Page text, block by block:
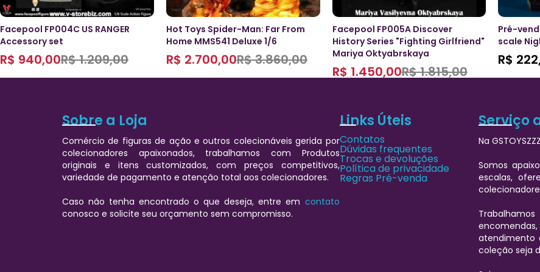
Facepool FP004C US RANGER
Accessory set
R$1.209,00
R$ 940,00
Hot Toys Spider-Man: Far From
Home MMS541 Deluxe 1/6
R$3.860,00
R$ 2.700,00
Facepool FP005A Discover
History Series "Fighting Girlfriend"
Mariya Oktyabrskaya
R$1.815,00
R$ 1.450,00
Pré-
scale
R$
Sobre a Loja
Comércio de figuras de ação e outros colecionáveis gerida por
colecionadores apaixonados, trabalhamos com Produtos
originais e itens customizados, com preços competitivos,
variedade de pagamento e atenção total aos colecionadores.
Caso não tenha encontrado o que deseja, entre em contato
conosco e solicite seu orçamento sem compromisso.
Links Úteis
Contatos
Dúvidas frequentes
Trocas e devoluções
Política de privacidade
Regras Pré-venda
Serviço
Na
Somos
escalas,
atendimento
coleção seja